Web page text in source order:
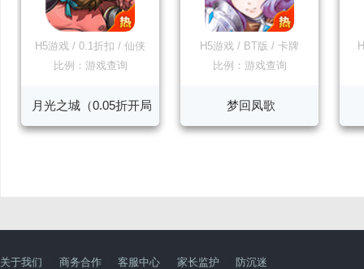
H5游戏 / 0.1折扣 / 仙侠
比例：游戏查询
月光之城（0.05折开局
H5游戏 / BT版 / 卡牌
比例：游戏查询
梦回凤歌
关于我们 商务合作 客服中心 家长监护 防沉迷